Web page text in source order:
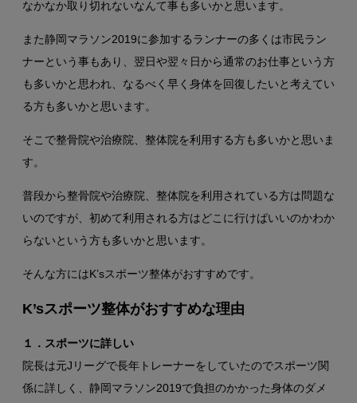
なかなか取り切れないなんて事も多いかと思います。
また静岡マラソン2019に参加するランナーの多くは市民ラン
ナーという事もあり、翌日や翌々日から通常のお仕事という方
も多いかと思われ、なるべく早く身体を回復したいと考えてい
る方も多いかと思います。
そこで整骨院や治療院、整体院を利用する方も多いかと思いま
す。
普段から整骨院や治療院、整体院を利用されている方は問題な
いのですが、初めて利用される方はどこに行けばいいのかわか
らないという方も多いかと思います。
そんな方にはK’sスポーツ整体がおすすめです。
K’sスポーツ整体がおすすめな理由
１．スポーツに詳しい
院長は元Jリーグで長年トレーナーをしていたのでスポーツ関
係に詳しく、静岡マラソン2019で負担のかかった身体のダメ